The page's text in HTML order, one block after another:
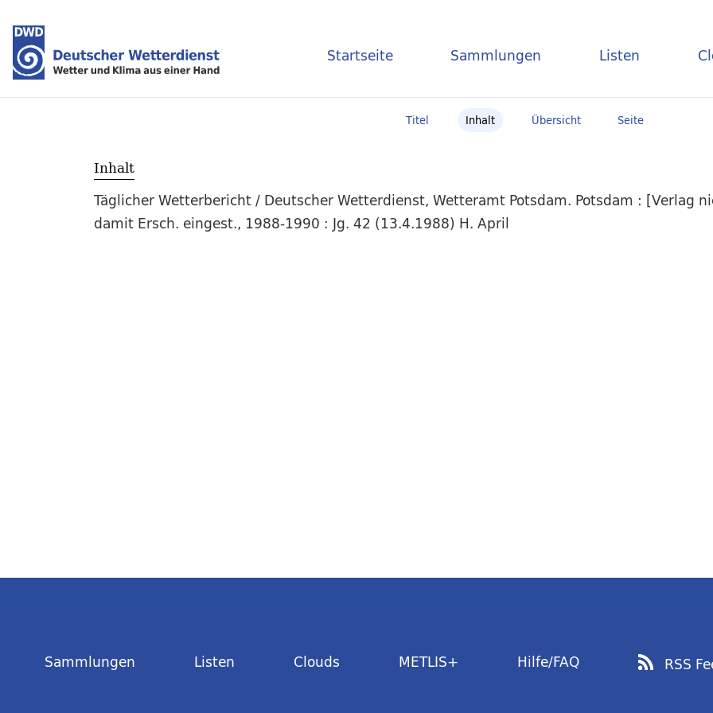
Startseite Sammlungen Listen
Titel Inhalt Übersicht Seite
Inhalt
Täglicher Wetterbericht / Deutscher Wetterdienst, Wetteramt Potsdam. Potsdam : [Verlag
damit Ersch. eingest., 1988-1990 : Jg. 42 (13.4.1988) H. April
Sammlungen Listen Clouds METLIS+ Hilfe/FAQ RSS